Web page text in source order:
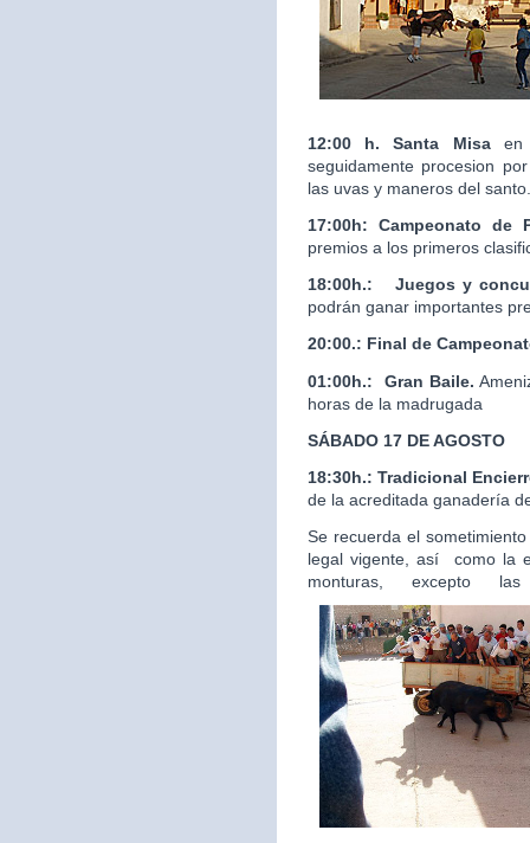
12:00 h. Santa Misaen
seguidamente procesion
las uvas y maneros del santo.
17:00h: Campeonato de
premios a los primeros
18:00h.:
Juegos y
podrán ganar importantes
20:00.: Final de
01:00h.: Gran Baile.
horas de la madrugada
SÁBADO 17 DE AGOSTO
18:30h.: Tradicional
de la acreditada ganadería
Se recuerda el
legal vigente, así como la
monturas, excepto